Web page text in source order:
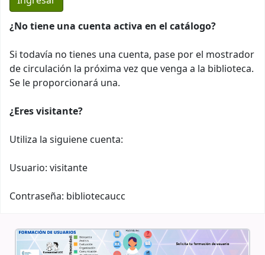
¿No tiene una cuenta activa en el catálogo?
Si todavía no tienes una cuenta, pase por el mostrador
de circulación la próxima vez que venga a la biblioteca.
Se le proporcionará una.
¿Eres visitante?
Utiliza la siguiene cuenta:
Usuario: visitante
Contraseña: bibliotecaucc